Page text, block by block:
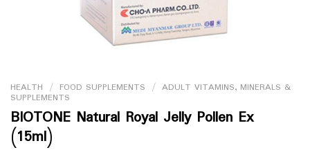
HEALTH / FOOD SUPPLEMENTS / ADULT VITAMINS, MINERALS &
SUPPLEMENTS
BIOTONE Natural Royal Jelly Pollen Ex
(15ml)